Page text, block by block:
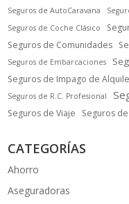
Seguros de AutoCaravana
Seguros de Coche Clásico
Seguros de Comunidades
Seguros de Embarcaciones
Seguros de Impago de
Seguros de R.C. Profesional
Seguros de Viaje
Seguros
CATEGORÍAS
Ahorro
Aseguradoras